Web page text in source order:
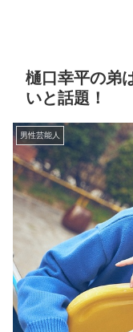
樋口幸平の弟
いと話題！
男性芸能人